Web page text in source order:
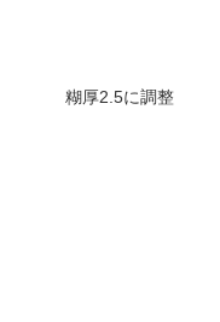
糊厚2.5に調整